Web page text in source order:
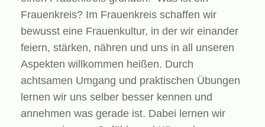
Frauenkreis? Im Frauenkreis schaffen wir
bewusst eine Frauenkultur, in der wir einander
feiern, stärken, nähren und uns in all unseren
Aspekten willkommen heißen. Durch
achtsamen Umgang und praktischen Übungen
lernen wir uns selber besser kennen und
annehmen was gerade ist. Dabei lernen wir